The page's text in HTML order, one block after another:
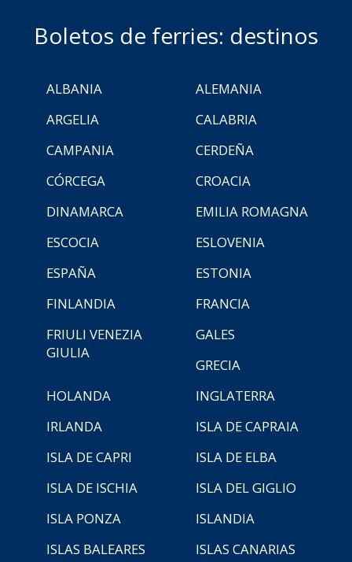
Boletos de ferries: destinos
ALBANIA
ALEMANIA
ARGELIA
CALABRIA
CAMPANIA
CERDEÑA
CÓRCEGA
CROACIA
DINAMARCA
EMILIA ROMAGNA
ESCOCIA
ESLOVENIA
ESPAÑA
ESTONIA
FINLANDIA
FRANCIA
FRIULI VENEZIA
GIULIA
GALES
GRECIA
HOLANDA
INGLATERRA
IRLANDA
ISLA DE CAPRAIA
ISLA DE CAPRI
ISLA DE ELBA
ISLA DE ISCHIA
ISLA DEL GIGLIO
ISLA PONZA
ISLANDIA
ISLAS BALEARES
ISLAS CANARIAS